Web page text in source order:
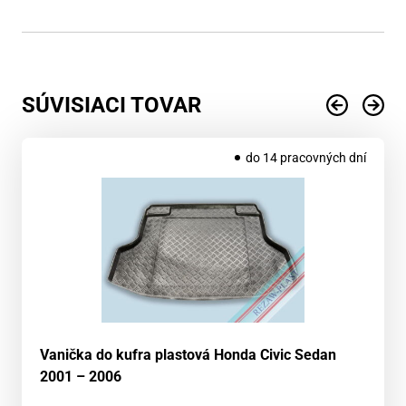
SÚVISIACI TOVAR
do 14 pracovných dní
Vanička do kufra plastová Honda Civic Sedan
2001 – 2006